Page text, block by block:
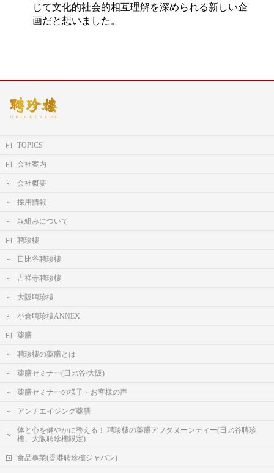
じて文化的社会的相互理解を深められる新しい企
画だと想いました。
TOPICS
会社案内
会社概要
採用情報
取組みについて
聘珍樓
日比谷聘珍樓
吉祥寺聘珍樓
大阪聘珍樓
小倉聘珍樓ANNEX
薬膳
聘珍樓の薬膳とは
薬膳セミナー(日比谷/大阪)
薬膳セミナーの様子・お客様の声
アンチエイジング薬膳
体と心を健やかに整える！ 聘珍樓の薬膳アフタヌーンティー(日比谷聘珍
樓、大阪聘珍樓限定)
食品事業(香港聘珍樓ジャパン)